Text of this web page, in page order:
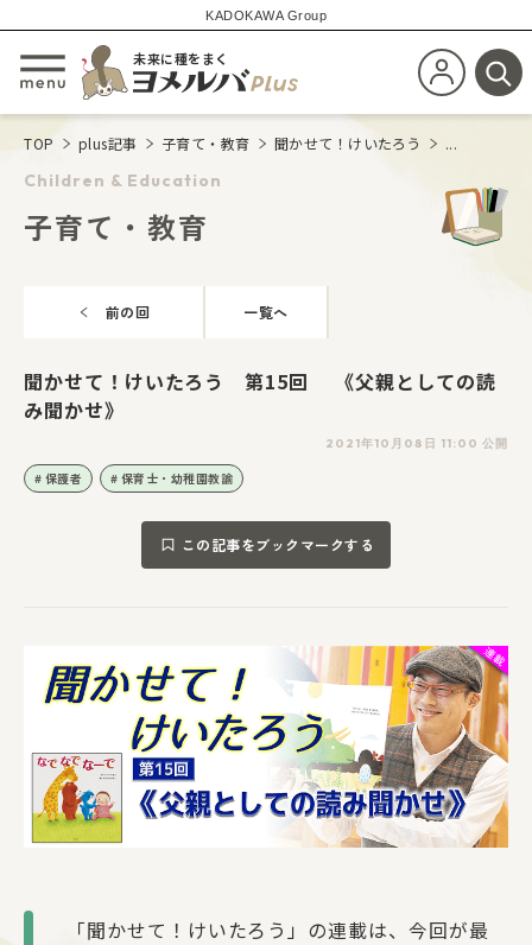
KADOKAWA Group
メニューを開閉する
未来に種をまく
新規会員登
検
TOP plus記事 子育て・教育 聞かせて！けいたろう ...
Children & Education
子育て・教育
前の回 一覧へ
聞かせて！けいたろう 第15回 《父親としての読
み聞かせ》
2021年10月08日 11:00 公開
保護者 保育士・幼稚園教諭
この記事をブックマークする
「聞かせて！けいたろう」の連載は、今回が最